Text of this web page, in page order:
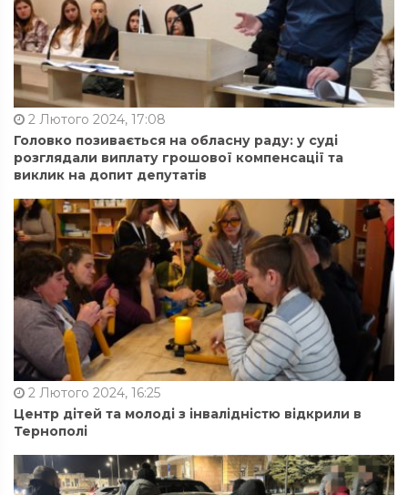
2 Лютого 2024, 17:08
Головко позивається на обласну раду: у суді
розглядали виплату грошової компенсації та
виклик на допит депутатів
2 Лютого 2024, 16:25
Центр дітей та молоді з інвалідністю відкрили в
Тернополі